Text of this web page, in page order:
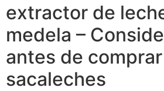
extractor de
medela –
antes de
sacaleches